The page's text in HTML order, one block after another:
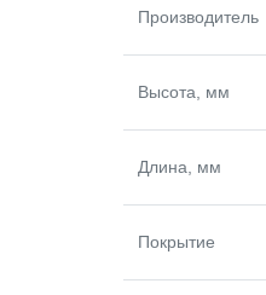
Производитель
Высота, мм
Длина, мм
Покрытие